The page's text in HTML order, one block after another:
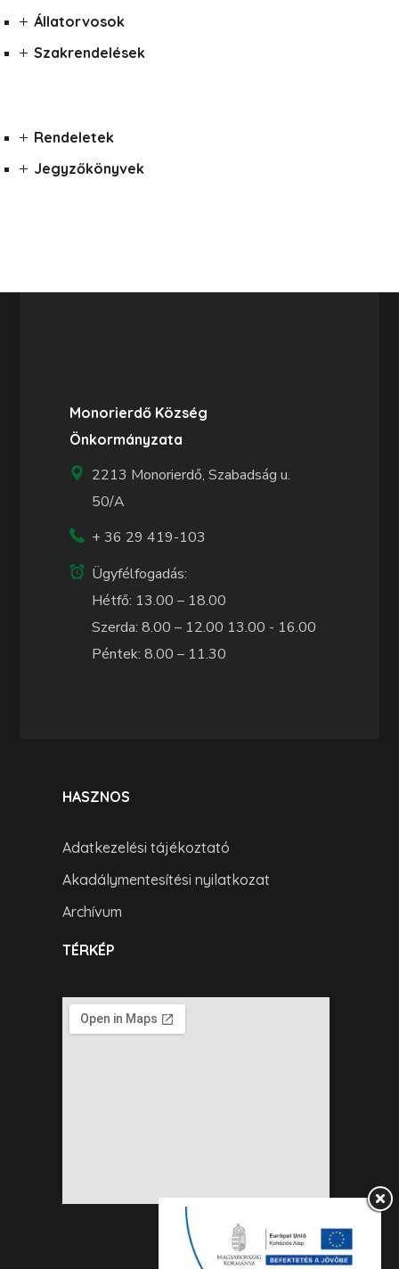
Állatorvosok
Szakrendelések
Rendeletek
Jegyzőkönyvek
Monorierdő Község
Önkormányzata
2213 Monorierdő, Szabadság u.
50/A
+ 36 29 419-103
Ügyfélfogadás:
Hétfő: 13.00 – 18.00
Szerda: 8.00 – 12.00 13.00 - 16.00
Péntek: 8.00 – 11.30
HASZNOS
Adatkezelési tájékoztató
Akadálymentesítési nyilatkozat
Archívum
TÉRKÉP